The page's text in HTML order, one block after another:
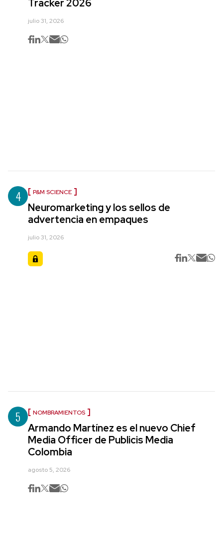
Tracker 2026
julio 31, 2026
4 P&M SCIENCE
Neuromarketing y los sellos de
advertencia en empaques
julio 31, 2026
5 NOMBRAMIENTOS
Armando Martínez es el nuevo Chief
Media Officer de Publicis Media
Colombia
agosto 5, 2026